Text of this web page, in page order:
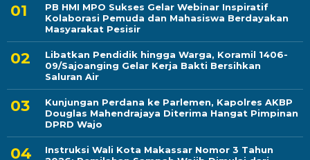
PB HMI MPO Sukses Gelar Webinar Inspiratif
Kolaborasi Pemuda dan Mahasiswa Berdayakan
Masyarakat Pesisir
Libatkan Pendidik hingga Warga, Koramil 1406-
09/Sajoanging Gelar Kerja Bakti Bersihkan
Saluran Air
Kunjungan Perdana ke Parlemen, Kapolres AKBP
Douglas Mahendrajaya Diterima Hangat Pimpinan
DPRD Wajo
Instruksi Wali Kota Makassar Nomor 3 Tahun